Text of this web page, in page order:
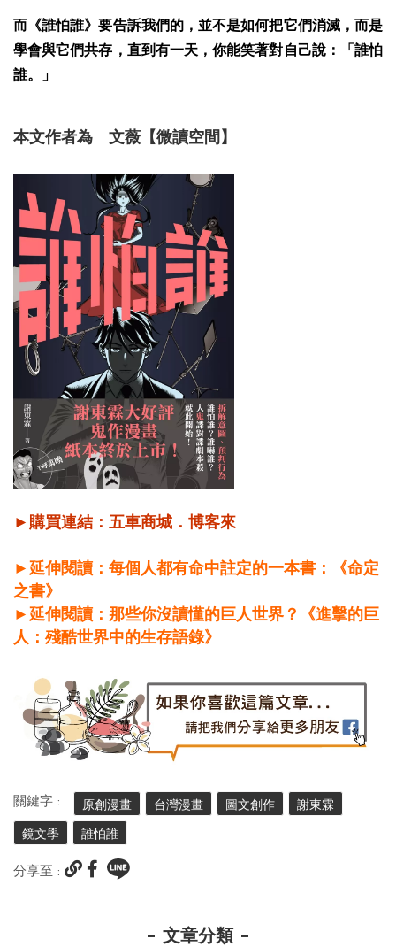
而《誰怕誰》要告訴我們的，並不是如何把它們消滅，而是
學會與它們共存，直到有一天，你能笑著對自己說：「誰怕
誰。」
本文作者為 文薇【微讀空間】
►購買連結： 五車商城 ． 博客來
►延伸閱讀：每個人都有命中註定的一本書：《命定
之書》
►延伸閱讀：那些你沒讀懂的巨人世界？《進擊的巨
人：殘酷世界中的生存語錄》
關鍵字 : 原創漫畫 台灣漫畫 圖文創作 謝東霖
鏡文學 誰怕誰
分享至 :
文章分類